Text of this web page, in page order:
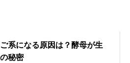
系になる原因は？酵母が生
秘密